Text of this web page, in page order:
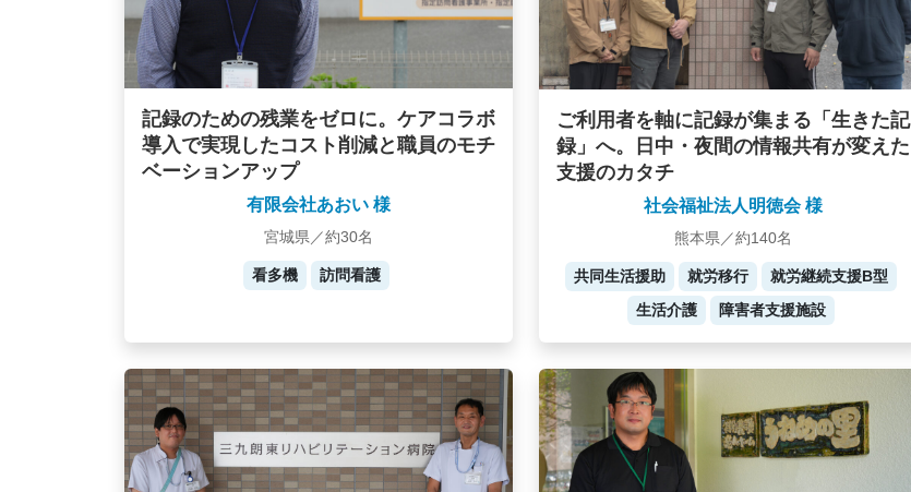
記録のための残業をゼロに。ケアコラボ
導入で実現したコスト削減と職員のモチ
ベーションアップ
有限会社あおい 様
宮城県／約30名
看多機 訪問看護
ご利用者を軸に記録が集まる「生きた記
録」へ。日中・夜間の情報共有が変えた
支援のカタチ
社会福祉法人明徳会 様
熊本県／約140名
共同生活援助 就労移行
就労継続支援B型
生活介護
障害者支援施設